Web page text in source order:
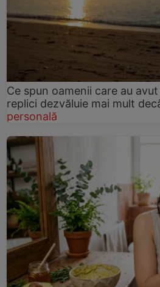
Ce spun oamenii care au
replici dezvăluie mai mult
personală